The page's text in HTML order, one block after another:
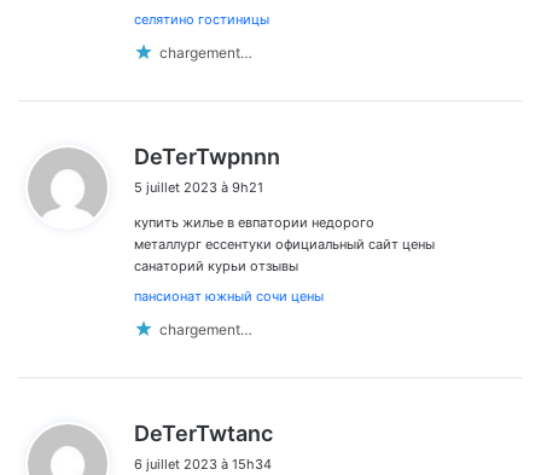
селятино гостиницы
chargement…
DeTerTwpnnn
:
5 juillet 2023 à 9h21
купить жилье в евпатории недорого
металлург ессентуки официальный сайт цены
санаторий курьи отзывы
пансионат южный сочи цены
chargement…
DeTerTwtanc
6 juillet 2023 à 15h34